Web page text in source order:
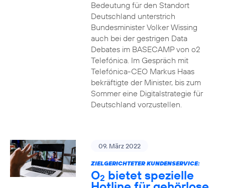
Bedeutung für den Standort
Deutschland unterstrich
Bundesminister Volker Wissing
auch bei der gestrigen Data
Debates im BASECAMP von o2
Telefónica. Im Gespräch mit
Telefónica-CEO Markus Haas
bekräftigte der Minister, bis zum
Sommer eine Digitalstrategie für
Deutschland vorzustellen.
09. März 2022
ZIELGERICHTETER KUNDENSERVICE:
O2 bietet spezielle